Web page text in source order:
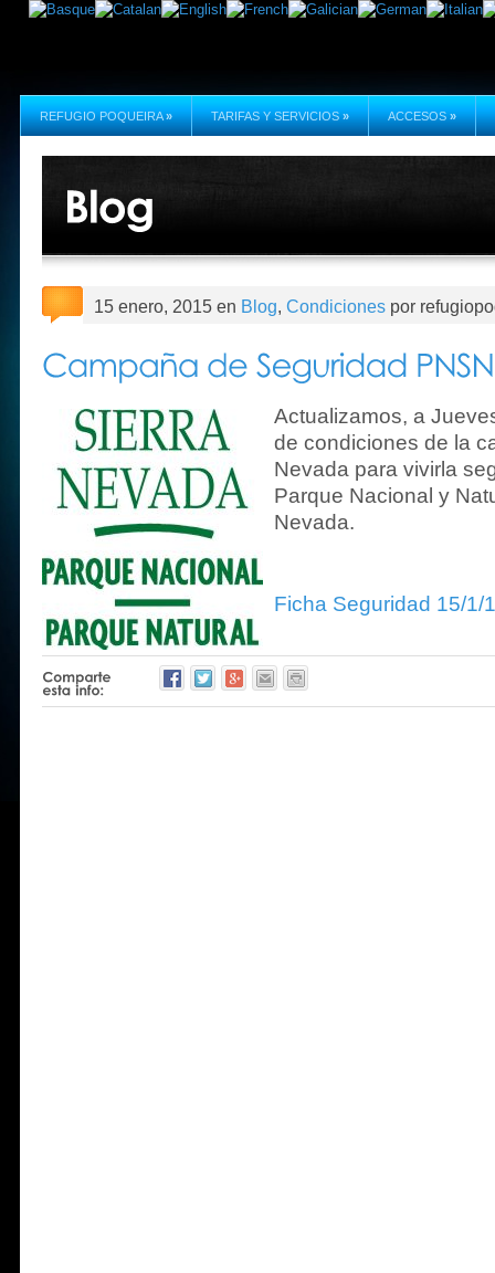
REFUGIO POQUEIRA » TARIFAS Y SERVICIOS » ACCESOS »
15 enero, 2015 en Blog, Condiciones por
Actualizamos, a
de condiciones de la
Nevada para vivirla
Parque Nacional y
Nevada.
Ficha Seguridad 15/1/